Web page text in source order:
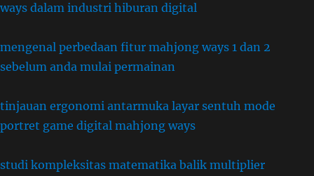
ways dalam industri hiburan digital
mengenal perbedaan fitur mahjong ways 1 dan 2
sebelum anda mulai permainan
tinjauan ergonomi antarmuka layar sentuh mode
portret game digital mahjong ways
studi kompleksitas matematika balik multiplier